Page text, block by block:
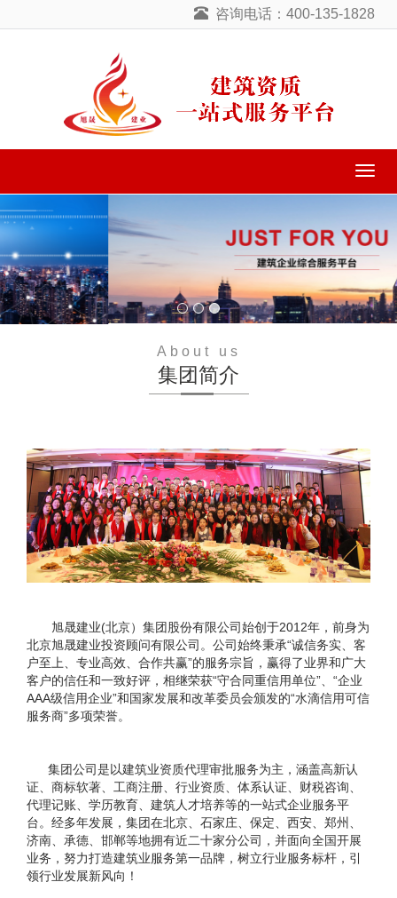
咨询电话：400-135-1828
导
About us
集团简介
旭晟建业(北京）集团股份有限公司始创于2012年，前身为
北京旭晟建业投资顾问有限公司。公司始终秉承“诚信务实、客
户至上、专业高效、合作共赢”的服务宗旨，赢得了业界和广大
客户的信任和一致好评，相继荣获“守合同重信用单位”、“企业
AAA级信用企业”和国家发展和改革委员会颁发的“水滴信用可信
服务商”多项荣誉。
集团公司是以建筑业资质代理审批服务为主，涵盖高新认
证、商标软著、工商注册、行业资质、体系认证、财税咨询、
代理记账、学历教育、建筑人才培养等的一站式企业服务平
台。经多年发展，集团在北京、石家庄、保定、西安、郑州、
济南、承德、邯郸等地拥有近二十家分公司，并面向全国开展
业务，努力打造建筑业服务第一品牌，树立行业服务标杆，引
领行业发展新风向！